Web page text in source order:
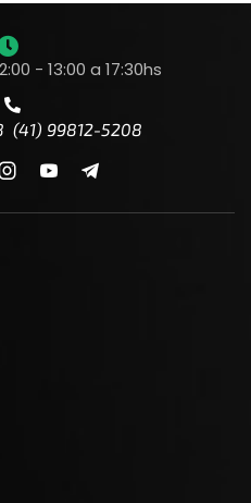
- 13:00 a 17:30hs
(41) 99812-5208